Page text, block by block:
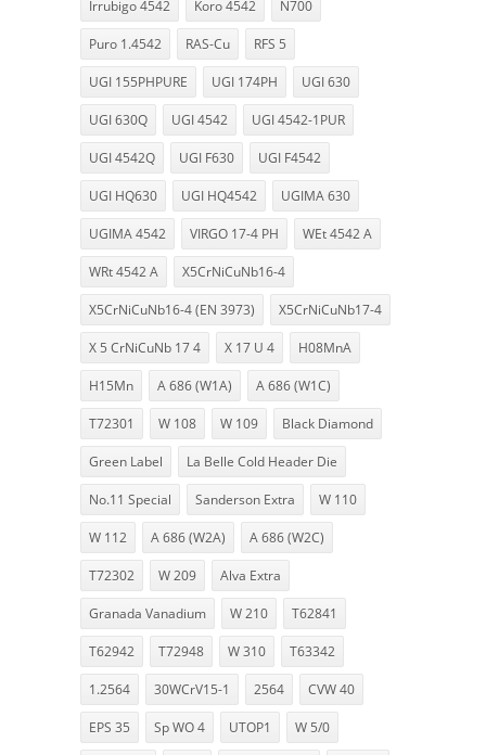
Irrubigo 4542 Koro 4542 N700
Puro 1.4542 RAS-Cu RFS 5
UGI 155PHPURE UGI 174PH UGI 630
UGI 630Q UGI 4542 UGI 4542-1PUR
UGI 4542Q UGI F630 UGI F4542
UGI HQ630 UGI HQ4542 UGIMA 630
UGIMA 4542 VIRGO 17-4 PH WEt 4542 A
WRt 4542 A X5CrNiCuNb16-4
X5CrNiCuNb16-4 (EN 3973) X5CrNiCuNb17-4
X 5 CrNiCuNb 17 4 X 17 U 4 H08MnA
H15Mn A 686 (W1A) A 686 (W1C)
T72301 W 108 W 109 Black Diamond
Green Label La Belle Cold Header Die
No.11 Special Sanderson Extra W 110
W 112 A 686 (W2A) A 686 (W2C)
T72302 W 209 Alva Extra
Granada Vanadium W 210 T62841
T62942 T72948 W 310 T63342
1.2564 30WCrV15-1 2564 CVW 40
EPS 35 Sp WO 4 UTOP1 W 5/0